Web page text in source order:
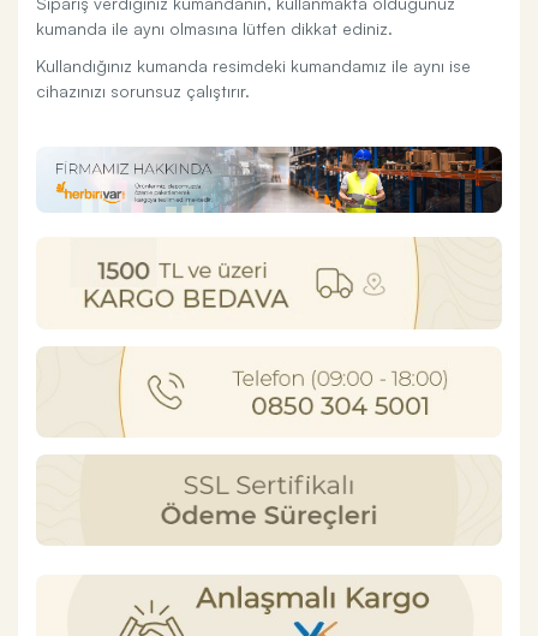
kumanda ile aynı olmasına lütfen dikkat ediniz.
Kullandığınız kumanda resimdeki kumandamız ile aynı ise
cihazınızı sorunsuz çalıştırır.